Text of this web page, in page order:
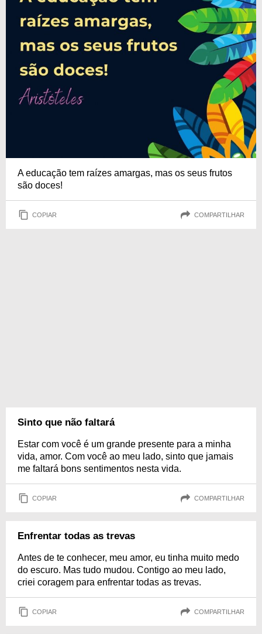
A educação tem raízes amargas, mas os seus frutos
são doces!
COPIAR COMPARTILHAR
Sinto que não faltará
Estar com você é um grande presente para a minha
vida, amor. Com você ao meu lado, sinto que jamais
me faltará bons sentimentos nesta vida.
COPIAR COMPARTILHAR
Enfrentar todas as trevas
Antes de te conhecer, meu amor, eu tinha muito medo
do escuro. Mas tudo mudou. Contigo ao meu lado,
criei coragem para enfrentar todas as trevas.
COPIAR COMPARTILHAR